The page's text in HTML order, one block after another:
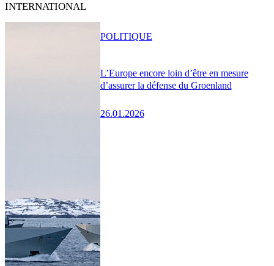
INTERNATIONAL
L’Europe encore loin d’être en mesure
d’assurer la défense du Groenland
26.01.2026
POLITIQUE